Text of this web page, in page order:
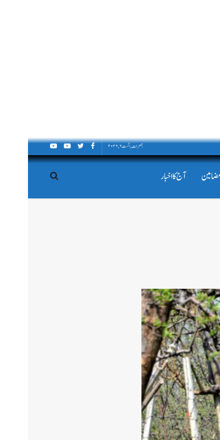
جمعرات, اگست ۶, ۲۰۲۶
آج کا اخبار